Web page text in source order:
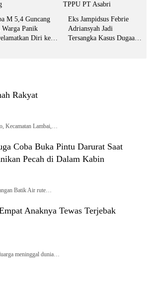
M 5,4 Guncang
Panik
Diri ke
Eks Jampidsus Febrie
Adriansyah Jadi
Tersangka Kasus Dugaan
Rakyat
Kecamatan Lambai,…
Coba Buka Pintu Darurat Saat
Pecah di Dalam Kabin
Batik Air rute…
Anaknya Tewas Terjebak
meninggal dunia…